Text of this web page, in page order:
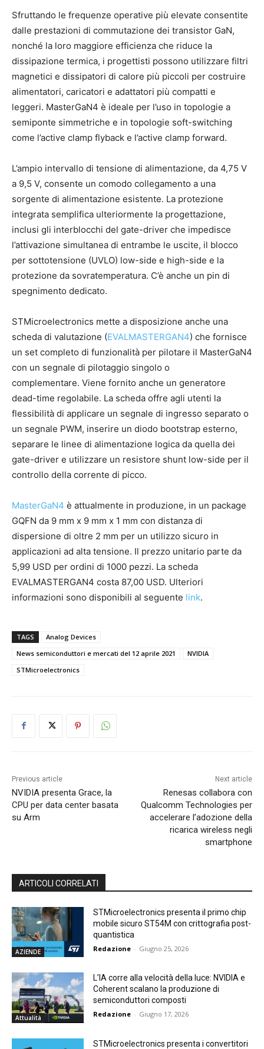
Sfruttando le frequenze operative più elevate consentite
dalle prestazioni di commutazione dei transistor GaN,
nonché la loro maggiore efficienza che riduce la
dissipazione termica, i progettisti possono utilizzare filtri
magnetici e dissipatori di calore più piccoli per costruire
alimentatori, caricatori e adattatori più compatti e
leggeri. MasterGaN4 è ideale per l’uso in topologie a
semiponte simmetriche e in topologie soft-switching
come l’active clamp flyback e l’active clamp forward.
L’ampio intervallo di tensione di alimentazione, da 4,75 V
a 9,5 V, consente un comodo collegamento a una
sorgente di alimentazione esistente. La protezione
integrata semplifica ulteriormente la progettazione,
inclusi gli interblocchi del gate-driver che impedisce
l’attivazione simultanea di entrambe le uscite, il blocco
per sottotensione (UVLO) low-side e high-side e la
protezione da sovratemperatura. C’è anche un pin di
spegnimento dedicato.
STMicroelectronics mette a disposizione anche una
scheda di valutazione (EVALMASTERGAN4) che fornisce
un set completo di funzionalità per pilotare il MasterGaN4
con un segnale di pilotaggio singolo o
complementare. Viene fornito anche un generatore
dead-time regolabile. La scheda offre agli utenti la
flessibilità di applicare un segnale di ingresso separato o
un segnale PWM, inserire un diodo bootstrap esterno,
separare le linee di alimentazione logica da quella dei
gate-driver e utilizzare un resistore shunt low-side per il
controllo della corrente di picco.
MasterGaN4 è attualmente in produzione, in un package
GQFN da 9 mm x 9 mm x 1 mm con distanza di
dispersione di oltre 2 mm per un utilizzo sicuro in
applicazioni ad alta tensione. Il prezzo unitario parte da
5,99 USD per ordini di 1000 pezzi. La scheda
EVALMASTERGAN4 costa 87,00 USD. Ulteriori
informazioni sono disponibili al seguente link.
TAGS
Analog Devices
News semiconduttori e mercati del 12 aprile 2021
NVIDIA
STMicroelectronics
Previous article
NVIDIA presenta Grace, la
CPU per data center basata
su Arm
Next article
Renesas collabora con
Qualcomm Technologies per
accelerare l’adozione della
ricarica wireless negli
smartphone
ARTICOLI CORRELATI
AZIENDE
STMicroelectronics presenta il primo chip
mobile sicuro ST54M con crittografia post-
quantistica
Redazione - Giugno 25, 2026
Attualità
L’IA corre alla velocità della luce: NVIDIA e
Coherent scalano la produzione di
semiconduttori composti
Redazione - Giugno 17, 2026
STMicroelectronics presenta i convertitori